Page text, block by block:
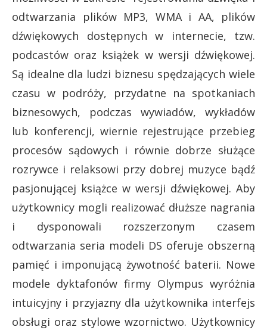
odtwarzania plików MP3, WMA i AA, plików
dźwiękowych dostępnych w internecie, tzw.
podcastów oraz książek w wersji dźwiękowej.
Są idealne dla ludzi biznesu spędzających wiele
czasu w podróży, przydatne na spotkaniach
biznesowych, podczas wywiadów, wykładów
lub konferencji, wiernie rejestrujące przebieg
procesów sądowych i równie dobrze służące
rozrywce i relaksowi przy dobrej muzyce bądź
pasjonującej książce w wersji dźwiękowej. Aby
użytkownicy mogli realizować dłuższe nagrania
i dysponowali rozszerzonym czasem
odtwarzania seria modeli DS oferuje obszerną
pamięć i imponującą żywotność baterii. Nowe
modele dyktafonów firmy Olympus wyróżnia
intuicyjny i przyjazny dla użytkownika interfejs
obsługi oraz stylowe wzornictwo. Użytkownicy